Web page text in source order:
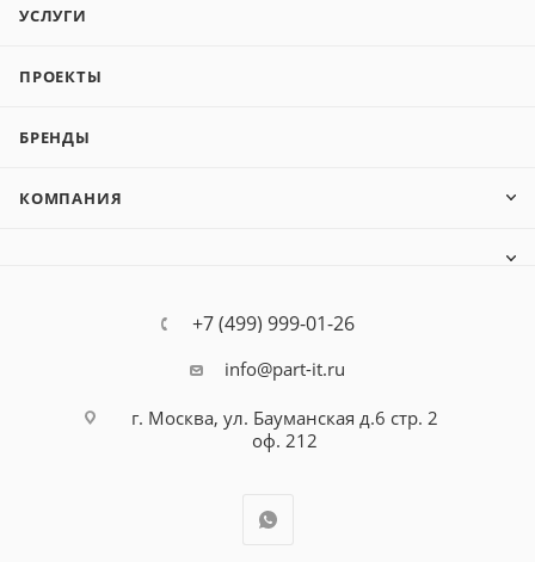
УСЛУГИ
ПРОЕКТЫ
БРЕНДЫ
КОМПАНИЯ
+7 (499) 999-01-26
info@part-it.ru
г. Москва, ул. Бауманская д.6 стр. 2
оф. 212